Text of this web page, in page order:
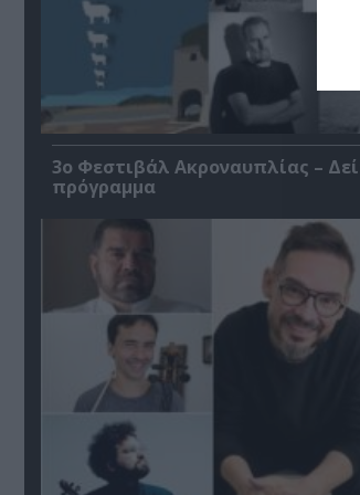
3ο Φεστιβάλ Ακροναυπλίας –
πρόγραμμα